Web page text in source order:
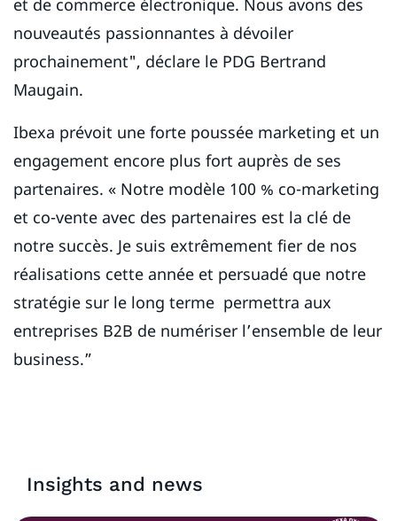
et de commerce électronique. Nous avons des
nouveautés passionnantes à dévoiler
prochainement", déclare le PDG Bertrand
Maugain.
Ibexa prévoit une forte poussée marketing et un
engagement encore plus fort auprès de ses
partenaires. « Notre modèle 100 % co-marketing
et co-vente avec des partenaires est la clé de
notre succès. Je suis extrêmement fier de nos
réalisations cette année et persuadé que notre
stratégie sur le long terme permettra aux
entreprises B2B de numériser l’ensemble de leur
business.”
Insights and news